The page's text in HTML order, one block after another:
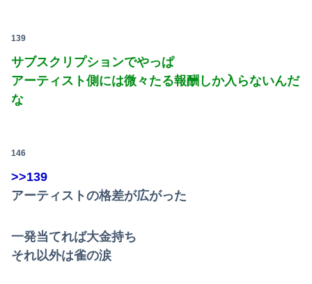
139
サブスクリプションでやっぱ
アーティスト側には微々たる報酬しか入らないんだ
な
146
>>139
アーティストの格差が広がった
一発当てれば大金持ち
それ以外は雀の涙